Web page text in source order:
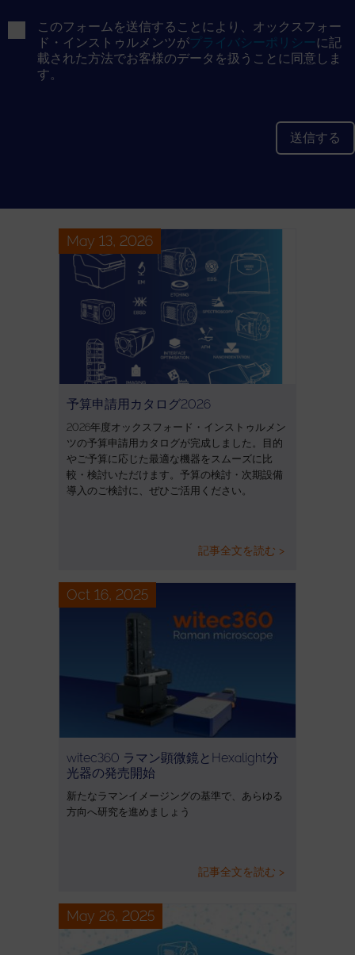
このフォームを送信することにより、オックスフォー
ド・インストゥルメンツがプライバシーポリシーに記
載された方法でお客様のデータを扱うことに同意しま
す。
May 13, 2026
予算申請用カタログ2026
2026年度オックスフォード・インストゥルメン
ツの予算申請用カタログが完成しました。目的
やご予算に応じた最適な機器をスムーズに比
較・検討いただけます。予算の検討・次期設備
導入のご検討に、ぜひご活用ください。
記事全文を読む >
Oct 16, 2025
witec360 ラマン顕微鏡とHexalight分
光器の発売開始
新たなラマンイメージングの基準で、あらゆる
方向へ研究を進めましょう
記事全文を読む >
May 26, 2025